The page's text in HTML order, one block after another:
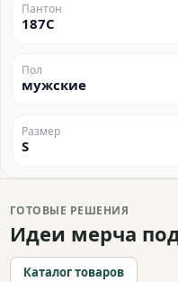
Пантон
187C
Пол
мужские
Размер
S
ГОТОВЫЕ РЕШЕНИЯ
Идеи мерча
Каталог товаров